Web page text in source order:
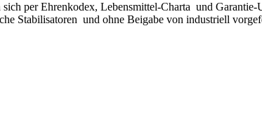
per Ehrenkodex, Lebensmittel-Charta und
Stabilisatoren und ohne Beigabe von industriell